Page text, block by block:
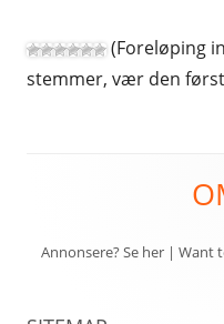
(Foreløping
stemmer, vær den
Annonsere? Se her | Want